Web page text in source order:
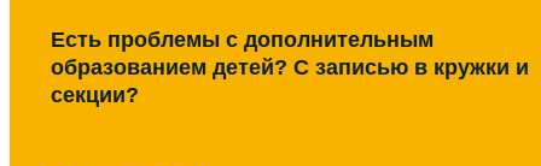
Есть проблемы с дополнительным
образованием детей? С записью в кружки и
секции?